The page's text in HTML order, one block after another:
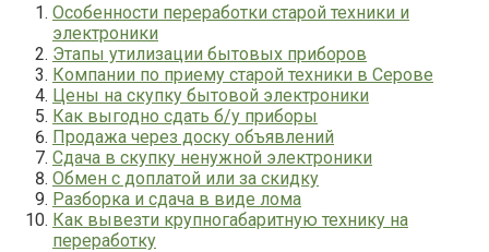
Особенности переработки старой техники и
электроники
Этапы утилизации бытовых приборов
Компании по приему старой техники в Серове
Цены на скупку бытовой электроники
Как выгодно сдать б/у приборы
Продажа через доску объявлений
Сдача в скупку ненужной электроники
Обмен с доплатой или за скидку
Разборка и сдача в виде лома
Как вывезти крупногабаритную технику на
переработку